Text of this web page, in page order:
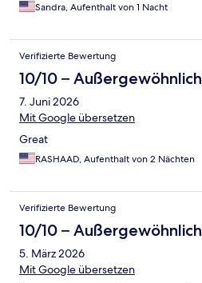
Sandra, Aufenthalt von 1 Nacht
Verifizierte Bewertung
10/10 – Außergewöhnlich
7. Juni 2026
Mit Google übersetzen
Great
RASHAAD, Aufenthalt von 2 Nächten
Verifizierte Bewertung
10/10 – Außergewöhnlich
5. März 2026
Mit Google übersetzen